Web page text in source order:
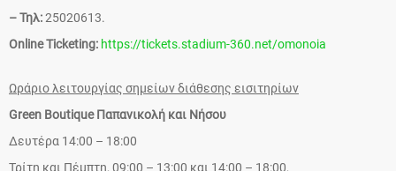
– Τηλ:25020613.
Online Ticketing: https://tickets.stadium-360.net/omonoia
Ωράριο λειτουργίας σημείων διάθεσης εισιτηρίων
Green Boutique Παπανικολή και Νήσου
Δευτέρα 14:00 – 18:00
Τρίτη και Πέμπτη, 09:00 – 13:00 και 14:00 – 18:00,